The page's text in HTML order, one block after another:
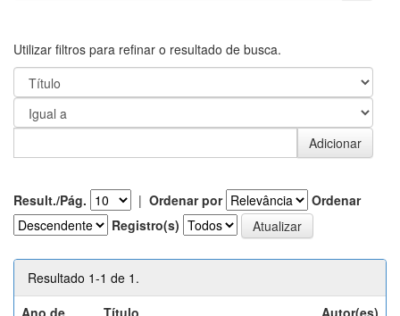
Utilizar filtros para refinar o resultado de busca.
Result./Pág. | Ordenar por
Ordenar
Registro(s)
Resultado 1-1 de 1.
Ano de
Título Autor(es)